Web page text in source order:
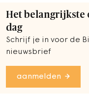
Het belangrijkste
dag
Schrijf je in voor de
nieuwsbrief
aanmelden